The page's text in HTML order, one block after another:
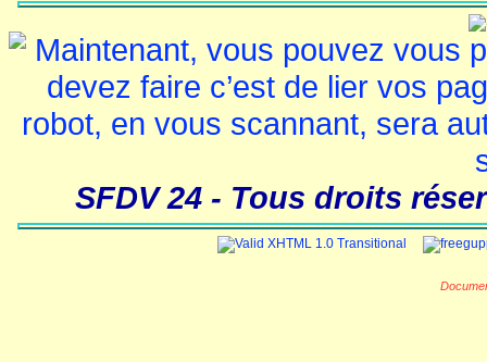
SFDV 24 - Tous droits